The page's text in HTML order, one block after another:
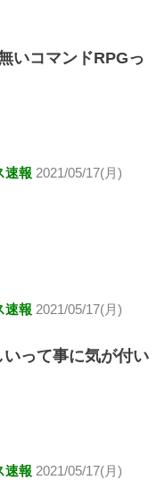
いコマンドRPGっ
速報 2021/05/17(月)
速報 2021/05/17(月)
って事に気が付い
速報 2021/05/17(月)